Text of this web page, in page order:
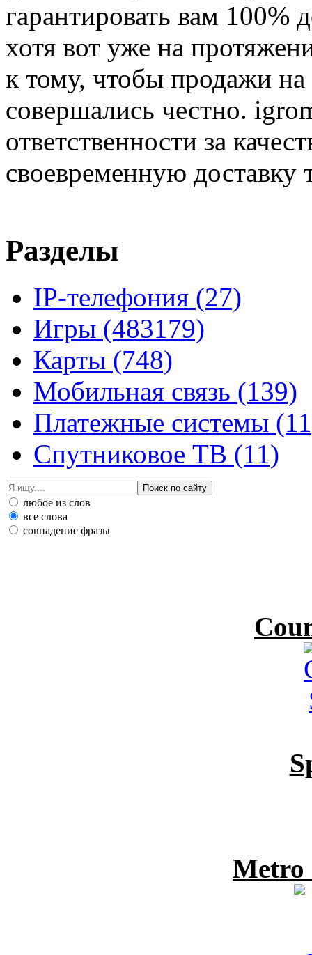
гарантировать вам 100%
хотя вот уже на
к тому, чтобы продажи
совершались честно.
ответственности за
своевременную доставку
Разделы
IP-телефония (27)
Игры (483179)
Карты (748)
Мобильная связь (139)
Платежные системы
Спутниковое ТВ (11)
любое из слов
все слова
совпадение фразы
Metro